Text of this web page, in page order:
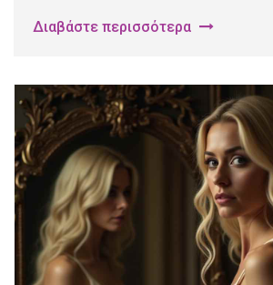
Διαβάστε περισσότερα